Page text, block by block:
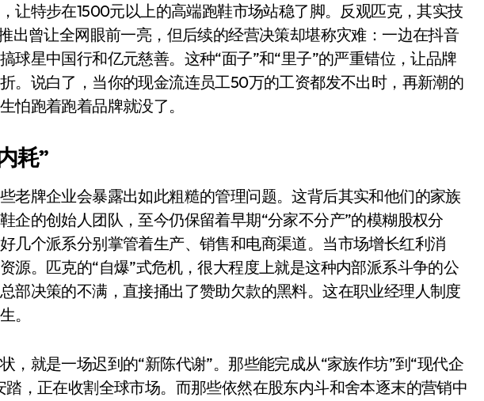
跳上3099，小米17标准版逼近4800
胃菜：合肥正在下一盘你看不懂的大棋
水？90%的人第一步就做错了
Anbernic第三次复刻GBA SP，情怀拉满
终于要登 PC，光盘党也能“以盘换数”了？
底香不香？一篇帮你避坑+种草
，苏泊尔开始靠“擦边”续命了？
让特步在1500元以上的高端跑鞋市场站稳了脚。反观匹克，其实技
出曾让全网眼前一亮，但后续的经营决策却堪称灾难：一边在抖音
球星中国行和亿元慈善。这种“面子”和“里子”的严重错位，让品牌
。说白了，当你的现金流连员工50万的工资都发不出时，再新潮的
怕跑着跑着品牌就没了。
耗”
老牌企业会暴露出如此粗糙的管理问题。这背后其实和他们的家族
企的创始人团队，至今仍保留着早期“分家不分产”的模糊股权分
几个派系分别掌管着生产、销售和电商渠道。当市场增长红利消
源。匹克的“自爆”式危机，很大程度上就是这种内部派系斗争的公
部决策的不满，直接捅出了赞助欠款的黑料。这在职业经理人制度
。
，就是一场迟到的“新陈代谢”。那些能完成从“家族作坊”到“现代企
踏，正在收割全球市场。而那些依然在股东内斗和舍本逐末的营销中